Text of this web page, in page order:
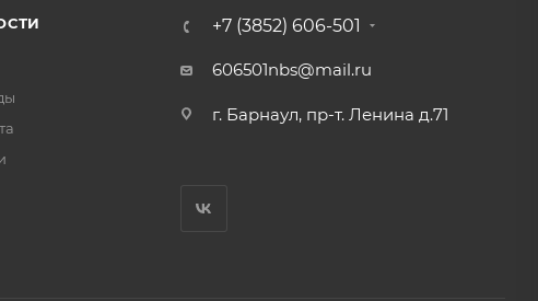
+7 (3852) 606-501
606501nbs@mail.ru
г. Барнаул, пр-т. Ленина д.71